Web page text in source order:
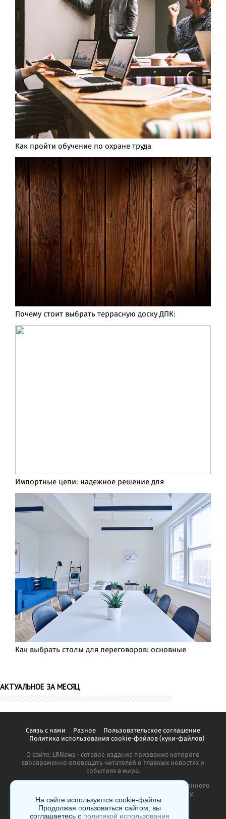
Как пройти обучение по охране труда
Почему стоит выбрать террасную доску ДПК:
Импортные цепи: надежное решение для
Как выбрать столы для переговоров: основные
АКТУАЛЬНОЕ ЗА МЕСЯЦ
Связь с нами Разное Пользовательское соглашение
Политика использования cookie-файлов (куки-файлов)
О сайте: LRNews - сетевое издание призвание которого
своевременно оповещать читателей о главных новостях и
событиях в мире.
Копирование материалов сайта запрещено без письменного
согласия администрации и преследуется по закону.
На сайте используются cookie-файлы.
Продолжая пользоваться сайтом, вы
соглашаетесь с политикой использования